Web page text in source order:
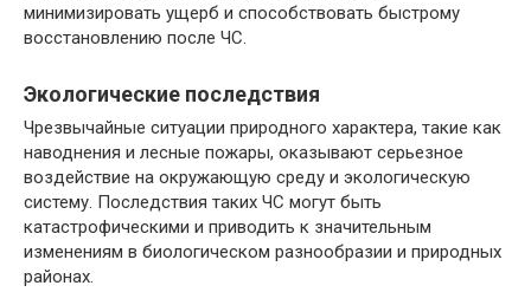
минимизировать ущерб и способствовать быстрому
восстановлению после ЧС.
Экологические последствия
Чрезвычайные ситуации природного характера, такие как
наводнения и лесные пожары, оказывают серьезное
воздействие на окружающую среду и экологическую
систему. Последствия таких ЧС могут быть
катастрофическими и приводить к значительным
изменениям в биологическом разнообразии и природных
районах.